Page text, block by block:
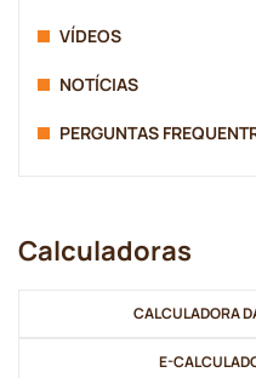
VÍDEOS
NOTÍCIAS
PERGUNTAS
Calculadoras
CALCULADORA
E-